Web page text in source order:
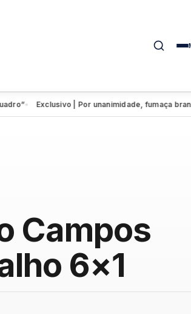
● Exclusivo | Por unanimidade, fumaça branca na
Campos
6×1